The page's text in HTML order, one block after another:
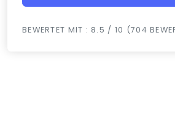
BEWERTET MIT : 8.5 / 10 (704